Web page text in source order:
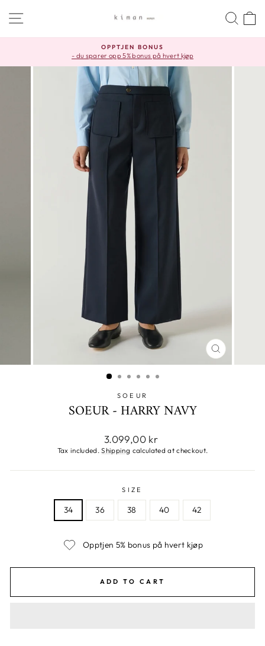
content
SITE NAVIGATION
Pause
slideshow
OPPTJEN BONUS
- du sparer opp 5% bonus på hvert kjøp
CLOSE
(ESC)
SOEUR
SOEUR - HARRY NAVY
Regular
price
3.099,00 kr
Tax included.Shipping calculated at checkout.
SIZE
34 36 38 40 42
Opptjen 5% bonus på hvert kjøp
ADD TO CART